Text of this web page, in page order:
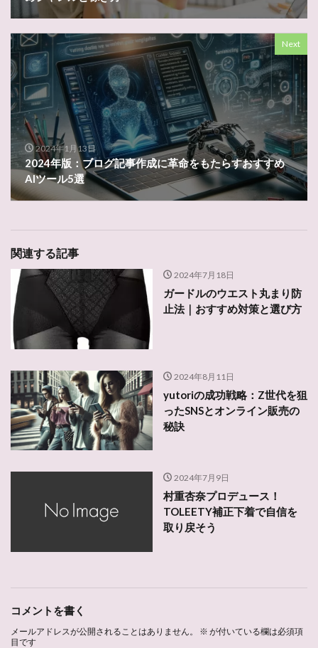
Next
2024年1月13日
2024年版：ブログ記事作成に革命をもたらすおすすめ
AIツール5選
関連する記事
2024年7月18日
ガードルのウエスト丸まり防
止法｜おすすめ対策と選び方
2024年8月11日
yutoriの成功戦略：Z世代を狙
ったSNSとオンライン販売の
秘訣
2024年7月9日
村重杏奈プロデュース！
TOLEETY補正下着で自信を
取り戻そう
コメントを書く
メールアドレスが公開されることはありません。 ※ が付いている欄は必須項
目です